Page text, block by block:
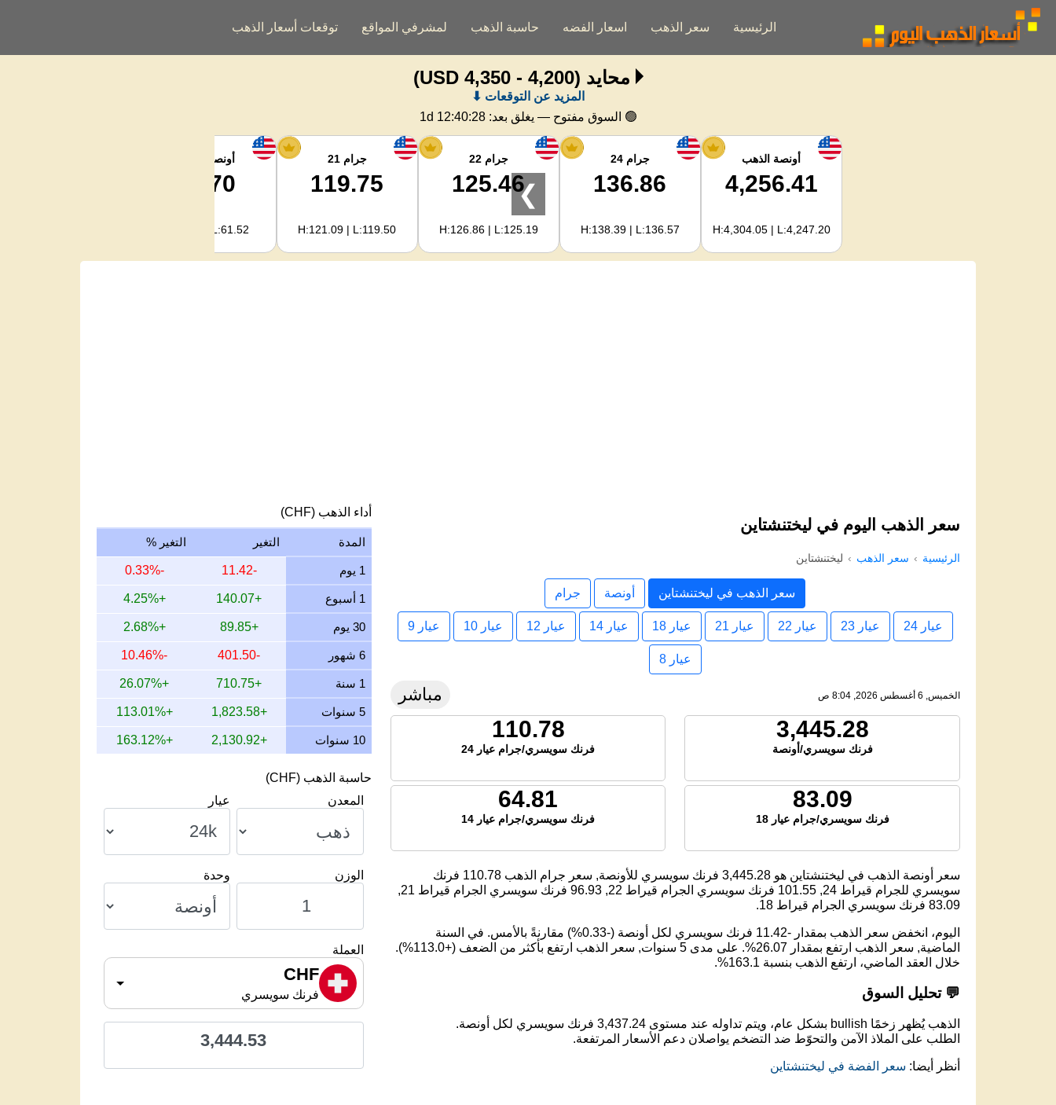
الرئيسية سعر الذهب اسعار الفضه حاسبة الذهب لمشرفي المواقع توقعات أسعار الذهب
محايد (4,200 - 4,350 USD)
المزيد عن التوقعات ⬇
🟢 السوق مفتوح — يغلق بعد: 1d 12:40:27
أونصة الذهب
4,256.41
H:4,304.05 | L:4,247.20
جرام 24
136.86
H:138.39 | L:136.57
جرام 22
125.46
H:126.86 | L:125.19
جرام 21
119.75
H:121.09 | L:119.50
أونصة الفضة
61.70
H:62.89 | L:61.52
❯
سعر الذهب اليوم في ليختنشتاين
الرئيسية سعر الذهب ليختنشتاين
سعر الذهب في ليختنشتاين أونصة جرام
عيار 24 عيار 23 عيار 22 عيار 21 عيار 18 عيار 14 عيار 12 عيار 10 عيار 9
عيار 8
الخميس, 6 أغسطس 2026, 8:04 ص مباشر
3,445.28
فرنك سويسري/أونصة
110.78
فرنك سويسري/جرام عيار 24
83.09
فرنك سويسري/جرام عيار 18
64.81
فرنك سويسري/جرام عيار 14
سعر أونصة الذهب في ليختنشتاين هو 3,445.28 فرنك سويسري للأونصة, سعر جرام الذهب 110.78 فرنك
سويسري للجرام قيراط 24,
101.55 فرنك سويسري الجرام قيراط 22, 96.93 فرنك سويسري الجرام قيراط 21,
83.09 فرنك سويسري الجرام قيراط 18.
اليوم، انخفض سعر الذهب بمقدار -11.42 فرنك سويسري لكل أونصة (-0.33%) مقارنةً بالأمس. في السنة
الماضية, سعر الذهب ارتفع بمقدار 26.07%. على مدى 5 سنوات, سعر الذهب ارتفع بأكثر من الضعف (+113.0%).
خلال العقد الماضي، ارتفع الذهب بنسبة 163.1%.
💬 تحليل السوق
الذهب يُظهر زخمًا bullish بشكل عام، ويتم تداوله عند مستوى 3,437.24 فرنك سويسري لكل أونصة.
الطلب على الملاذ الآمن والتحوّط ضد التضخم يواصلان دعم الأسعار المرتفعة.
أنظر أيضا: سعر الفضة في ليختنشتاين
أداء الذهب (CHF)
المدة التغير التغير %
1 يوم -11.42
-0.33%
1 أسبوع +140.07
+4.25%
30 يوم +89.85
+2.68%
6 شهور -401.50
-10.46%
1 سنة +710.75
+26.07%
5 سنوات +1,823.58
+113.01%
10 سنوات +2,130.92
+163.12%
حاسبة الذهب (CHF)
المعدن
عيار
الوزن وحدة
العملة
CHF
فرنك سويسري
3,444.53